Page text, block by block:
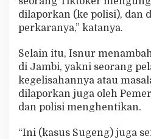
dilaporkan (ke polisi), dan
perkaranya,” katanya.
Selain itu, Isnur
di Jambi, yakni seorang
kegelisahannya atau
dilaporkan juga oleh
dan polisi menghentikan.
“Ini (kasus Sugeng) juga